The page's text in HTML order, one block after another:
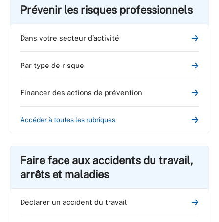
Prévenir les risques professionnels
Dans votre secteur d’activité
Par type de risque
Financer des actions de prévention
Accéder à toutes les rubriques
Faire face aux accidents du travail,
arrêts et maladies
Déclarer un accident du travail